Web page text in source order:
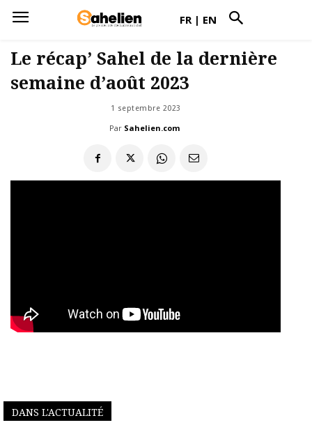
FR | EN
Le récap’ Sahel de la dernière
semaine d’août 2023
1 septembre 2023
Par Sahelien.com
DANS L'ACTUALITÉ